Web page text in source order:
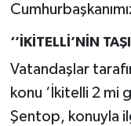
‘’İKİTELLİ’NİN
Vatandaşlar
konu ‘İkitelli 2 mi
Şentop, konuyla